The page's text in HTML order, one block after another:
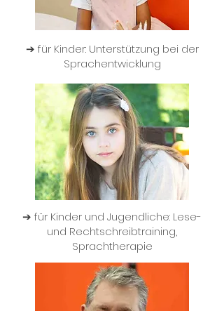
➔ für Kinder: Unterstützung bei der
Sprachentwicklung
➔ für Kinder und Jugendliche: Lese-
und Rechtschreibtraining,
Sprachtherapie